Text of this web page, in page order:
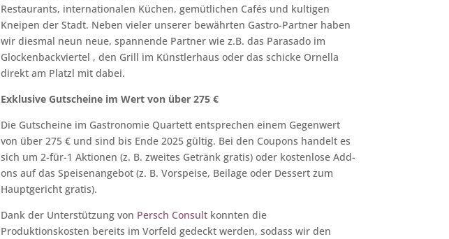
Restaurants, internationalen Küchen, gemütlichen Cafés und kultigen
Kneipen der Stadt. Neben vieler unserer bewährten Gastro-Partner haben
wir diesmal neun neue, spannende Partner wie z.B. das Parasado im
Glockenbackviertel , den Grill im Künstlerhaus oder das schicke Ornella
direkt am Platzl mit dabei.
Exklusive Gutscheine im Wert von über 275 €
Die Gutscheine im Gastronomie Quartett entsprechen einem Gegenwert
von über 275 € und sind bis Ende 2025 gültig. Bei den Coupons handelt es
sich um 2-für-1 Aktionen (z. B. zweites Getränk gratis) oder kostenlose Add-
ons auf das Speisenangebot (z. B. Vorspeise, Beilage oder Dessert zum
Hauptgericht gratis).
Dank der Unterstützung von Persch Consultkonnten die
Produktionskosten bereits im Vorfeld gedeckt werden, sodass wir den